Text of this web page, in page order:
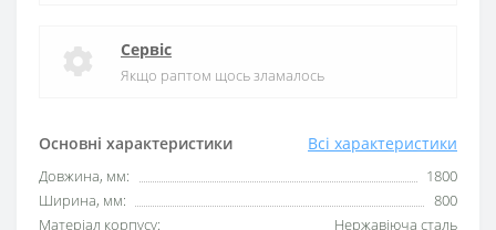
Основні характеристики Всі характеристики
Довжина, мм:
1800
Ширина, мм:
800
Матеріал корпусу:
Нержавіюча сталь
Сервіс
Якщо раптом щось зламалось